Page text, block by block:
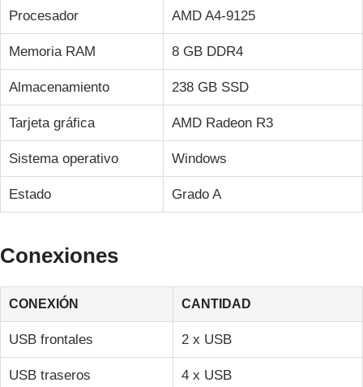
Procesador AMD A4-9125
Memoria RAM 8 GB DDR4
Almacenamiento 238 GB SSD
Tarjeta gráfica AMD Radeon R3
Sistema operativo Windows
Estado Grado A
Conexiones
CONEXIÓN CANTIDAD
USB frontales 2 x USB
USB traseros 4 x USB